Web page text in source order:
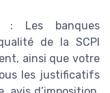
: Les banques
de la SCPI
ainsi que votre
les justificatifs